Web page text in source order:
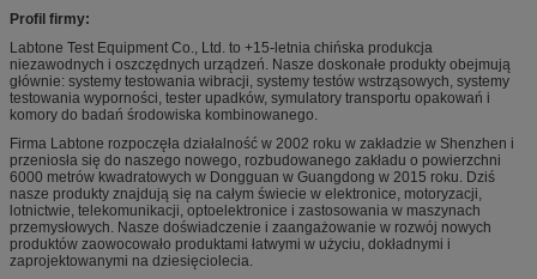
Profil firmy:
Labtone Test Equipment Co., Ltd. to +15-letnia chińska produkcja
niezawodnych i oszczędnych urządzeń. Nasze doskonałe produkty obejmują
głównie: systemy testowania wibracji, systemy testów wstrząsowych, systemy
testowania wyporności, tester upadków, symulatory transportu opakowań i
komory do badań środowiska kombinowanego.
Firma Labtone rozpoczęła działalność w 2002 roku w zakładzie w Shenzhen i
przeniosła się do naszego nowego, rozbudowanego zakładu o powierzchni
6000 metrów kwadratowych w Dongguan w Guangdong w 2015 roku. Dziś
nasze produkty znajdują się na całym świecie w elektronice, motoryzacji,
lotnictwie, telekomunikacji, optoelektronice i zastosowania w maszynach
przemysłowych. Nasze doświadczenie i zaangażowanie w rozwój nowych
produktów zaowocowało produktami łatwymi w użyciu, dokładnymi i
zaprojektowanymi na dziesięciolecia.